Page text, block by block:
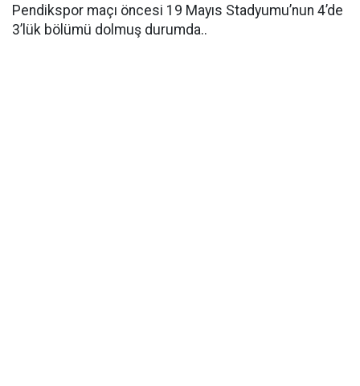
Pendikspor maçı öncesi 19 Mayıs Stadyumu’nun 4’de
3’lük bölümü dolmuş durumda..